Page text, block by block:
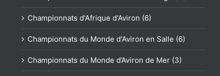
Championnats d'Afrique d'Aviron (6)
Championnats du Monde d'Aviron en Salle (6)
Championnats du Monde d’Aviron de Mer (3)